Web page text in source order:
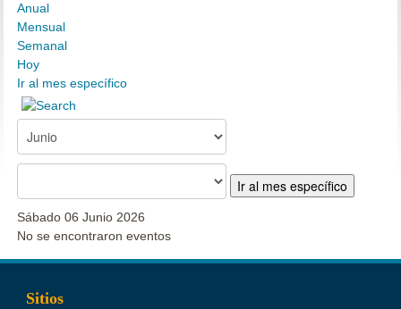
Anual
Mensual
Semanal
Hoy
Ir al mes específico
Ir al mes específico
Sábado 06 Junio 2026
No se encontraron eventos
Sitios